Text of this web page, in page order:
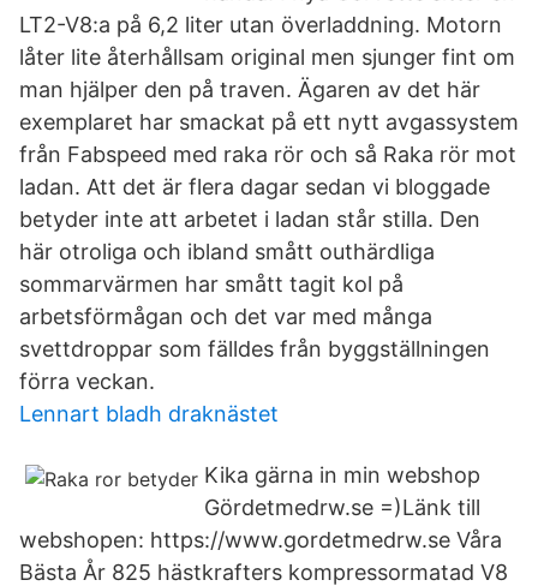
LT2-V8:a på 6,2 liter utan överladdning. Motorn
låter lite återhållsam original men sjunger fint om
man hjälper den på traven. Ägaren av det här
exemplaret har smackat på ett nytt avgassystem
från Fabspeed med raka rör och så Raka rör mot
ladan. Att det är flera dagar sedan vi bloggade
betyder inte att arbetet i ladan står stilla. Den
här otroliga och ibland smått outhärdliga
sommarvärmen har smått tagit kol på
arbetsförmågan och det var med många
svettdroppar som fälldes från byggställningen
förra veckan.
Lennart bladh draknästet
Kika gärna in min webshop
Gördetmedrw.se =)Länk till
webshopen: https://www.gordetmedrw.se Våra
Bästa År 825 hästkrafters kompressormatad V8